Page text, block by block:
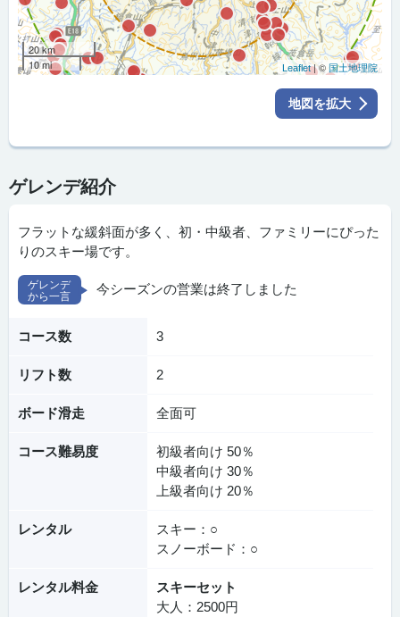
20 km
10 mi
Leaflet| © 国土地理院
地図を拡大
ゲレンデ紹介
フラットな緩斜面が多く、初・中級者、ファミリーにぴった
りのスキー場です。
今シーズンの営業は終了しました
コース数 3
リフト数 2
ボード滑走 全面可
コース難易度
初級者向け 50％
中級者向け 30％
上級者向け 20％
レンタル
スキー：○
スノーボード：○
レンタル料金
スキーセット
大人：2500円